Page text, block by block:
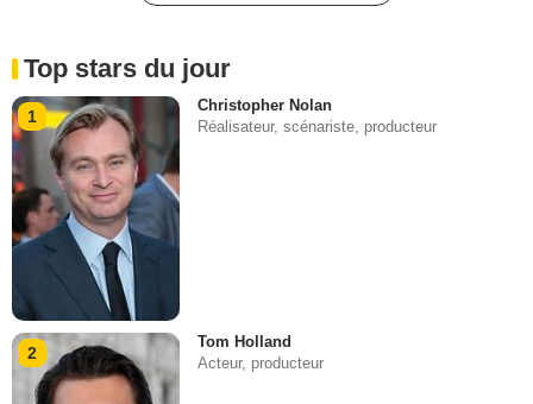
Top stars du jour
1
Christopher Nolan
Réalisateur, scénariste, producteur
2
Tom Holland
Acteur, producteur